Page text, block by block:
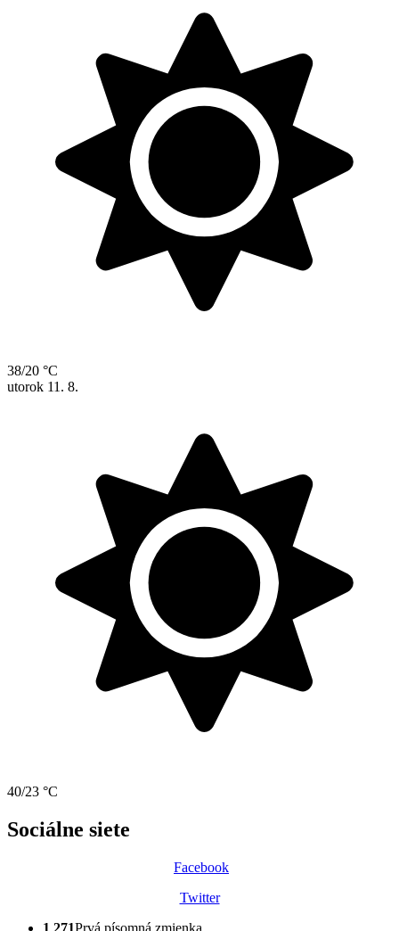
38/20 °C
utorok 11. 8.
40/23 °C
Sociálne siete
Facebook
Twitter